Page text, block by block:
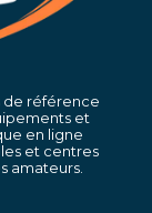
de référence
et
en ligne
et centres
amateurs.